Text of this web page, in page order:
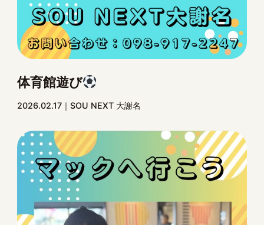
体育館遊び
2026.02.17 SOU NEXT 大謝名